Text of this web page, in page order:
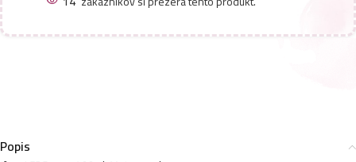
11,99€
Popis